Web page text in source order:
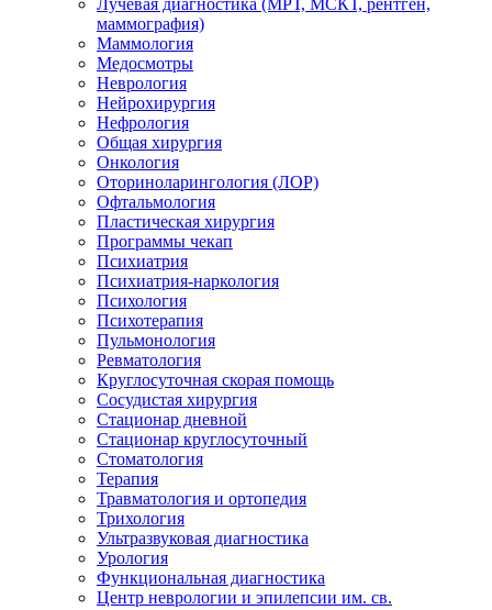
маммография)
Маммология
Медосмотры
Неврология
Нейрохирургия
Нефрология
Общая хирургия
Онкология
Оториноларингология (ЛОР)
Офтальмология
Пластическая хирургия
Программы чекап
Психиатрия
Психиатрия-наркология
Психология
Психотерапия
Пульмонология
Ревматология
Круглосуточная скорая помощь
Сосудистая хирургия
Стационар дневной
Стационар круглосуточный
Стоматология
Терапия
Травматология и ортопедия
Трихология
Ультразвуковая диагностика
Урология
Функциональная диагностика
Центр неврологии и эпилепсии им. св.